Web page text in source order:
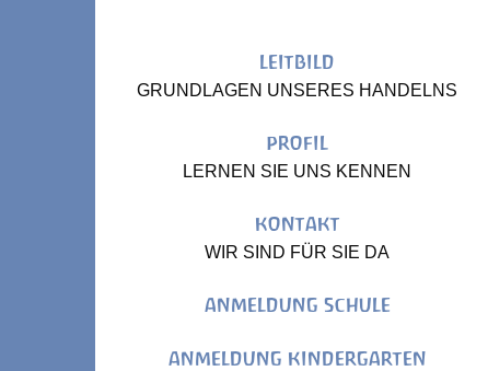
LEITBILD
GRUNDLAGEN UNSERES HANDELNS
PROFIL
LERNEN SIE UNS KENNEN
KONTAKT
WIR SIND FÜR SIE DA
ANMELDUNG SCHULE
ANMELDUNG KINDERGARTEN